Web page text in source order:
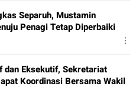
Separuh, Mustamin
Penagi Tetap Diperbaiki
Eksekutif, Sekretariat
Koordinasi Bersama Wakil